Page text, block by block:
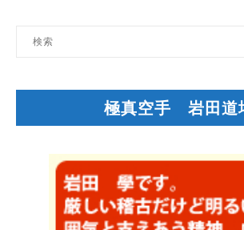
極真空手 岩田道